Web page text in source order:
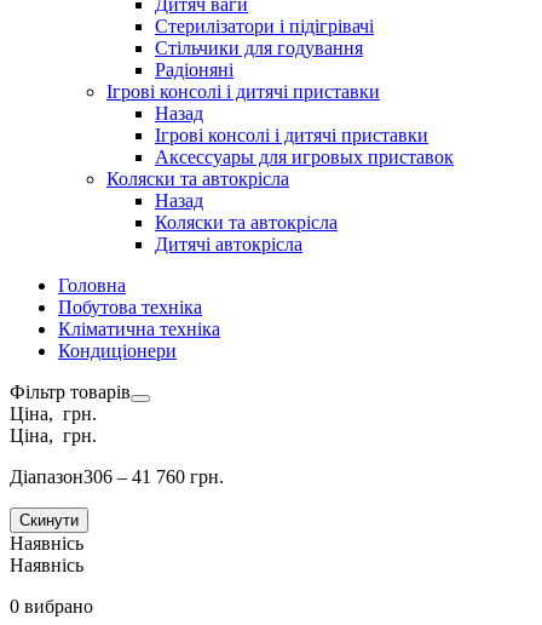
Дитяч ваги
Стерилізатори і підігрівачі
Стільчики для годування
Радіоняні
Ігрові консолі і дитячі приставки
Назад
Ігрові консолі і дитячі приставки
Аксессуары для игровых приставок
Коляски та автокрісла
Назад
Коляски та автокрісла
Дитячі автокрісла
Головна
Побутова техніка
Кліматична техніка
Кондиціонери
Фільтр товарів
Ціна, грн.
Ціна, грн.
Діапазон306 – 41 760 грн.
Скинути
Наявнісь
Наявнісь
0 вибрано